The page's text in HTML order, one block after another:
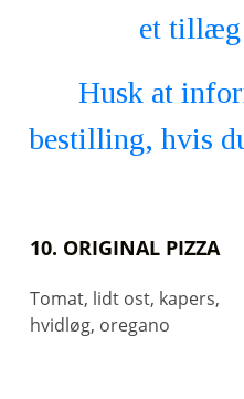
et tillæg
Husk at
bestilling, hvis
10. ORIGINAL PIZZA
Tomat, lidt ost, kapers,
hvidløg, oregano